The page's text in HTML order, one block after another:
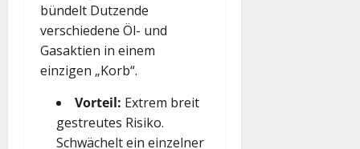
bündelt Dutzende
verschiedene Öl- und
Gasaktien in einem
einzigen „Korb“.
Vorteil: Extrem breit
gestreutes Risiko.
Schwächelt ein einzelner